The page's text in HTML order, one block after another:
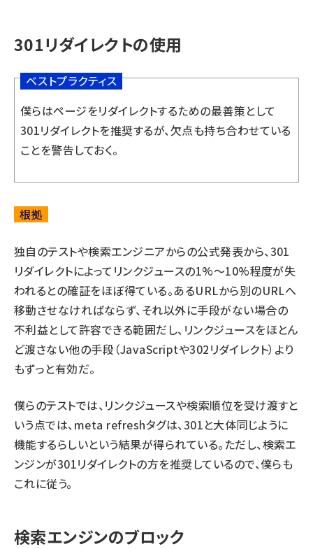
301リダイレクトの使用
ベストプラクティス
僕らはページをリダイレクトするための最善策として
301リダイレクトを推奨するが、欠点も持ち合わせている
ことを警告しておく。
根拠
独自のテストや検索エンジニアからの公式発表から、301
リダイレクトによってリンクジュースの1%～10%程度が失
われるとの確証をほぼ得ている。あるURLから別のURLへ
移動させなければならず、それ以外に手段がない場合の
不利益として許容できる範囲だし、リンクジュースをほとん
ど渡さない他の手段（JavaScriptや302リダイレクト）より
もずっと有効だ。
僕らのテストでは、リンクジュースや検索順位を受け渡すと
いう点では、meta refreshタグは、301と大体同じように
機能するらしいという結果が得られている。ただし、検索エ
ンジンが301リダイレクトの方を推奨しているので、僕らも
これに従う。
検索エンジンのブロック